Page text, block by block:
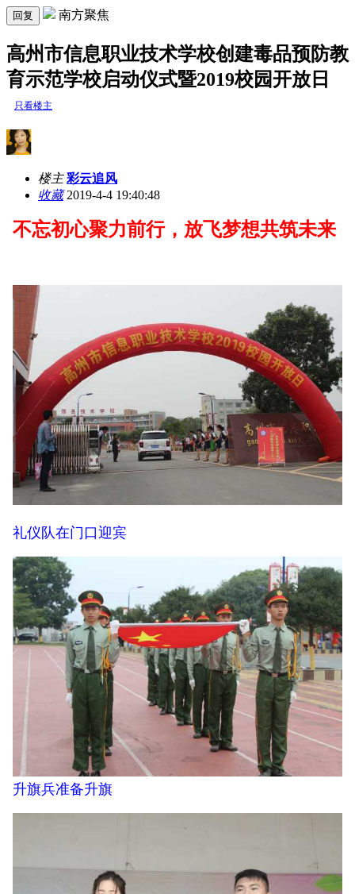
回复 南方聚焦
高州市信息职业技术学校创建毒品预防教
育示范学校启动仪式暨2019校园开放日
只看楼主
楼主 彩云追风
收藏2019-4-4 19:40:48
不忘初心聚力前行，放飞梦想共筑未来
礼仪队在门口迎宾
升旗兵准备升旗